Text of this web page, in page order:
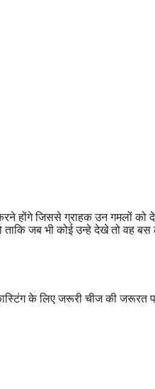
होंगे जिससे ग्राहक उन गमलों को
जब भी कोई उन्हे देखे तो वह
के लिए जरूरी चीज की जरूरत